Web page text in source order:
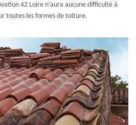
42 Loire n’aura aucune difficulté à
toutes les formes de toiture.